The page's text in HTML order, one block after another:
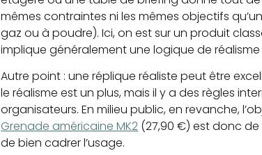
mêmes contraintes ni les mêmes objectifs
gaz ou à poudre). Ici, on est sur un produit
implique généralement une logique de
Autre point : une réplique réaliste peut être
le réalisme est un plus, mais il y a des règles
organisateurs. En milieu public, en revanche,
Grenade américaine MK2 (27,90 €) est donc
de bien cadrer l’usage.